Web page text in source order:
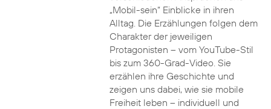
„Mobil-sein“ Einblicke in ihren
Alltag. Die Erzählungen folgen dem
Charakter der jeweiligen
Protagonisten – vom YouTube-Stil
bis zum 360-Grad-Video. Sie
erzählen ihre Geschichte und
zeigen uns dabei, wie sie mobile
Freiheit leben – individuell und